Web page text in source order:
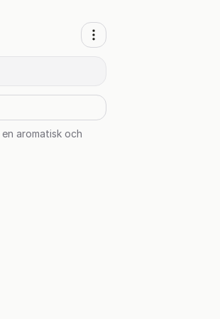
aromatisk och